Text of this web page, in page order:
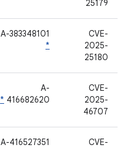
25179
CVE-
2025-
25180
A-383348101
*
CVE-
2025-
46707
A-
416682620
*
CVE-
A-416527351